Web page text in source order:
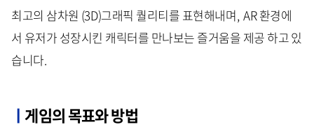
최고의 삼차원 (3D)그래픽 퀄리티를 표현해내며, AR 환경에
서 유저가 성장시킨 캐릭터를 만나보는 즐거움을 제공 하고 있
습니다.
ㅣ게임의 목표와 방법